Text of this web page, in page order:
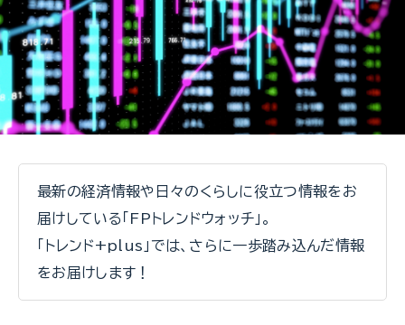
最新の経済情報や日々のくらしに役立つ情報をお
届けしている「FPトレンドウォッチ」。
「トレンド+plus」では、さらに一歩踏み込んだ情報
をお届けします！